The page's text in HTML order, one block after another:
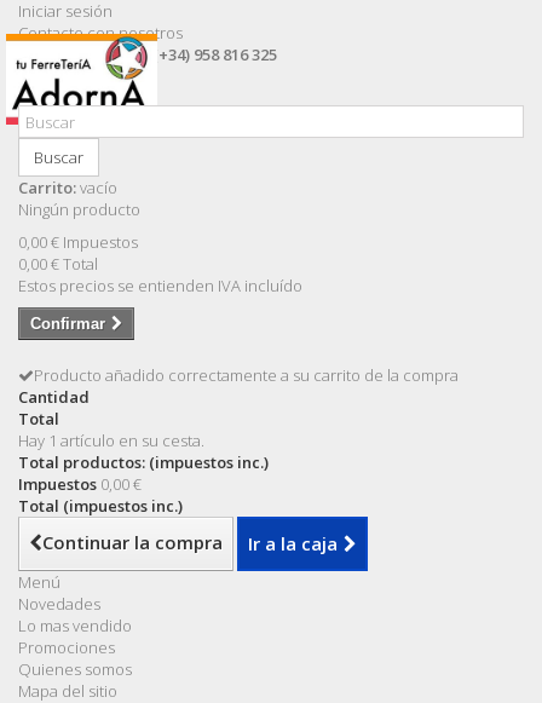
Iniciar sesión
Contacte con nosotros
Llámanos ahora: (+34) 958 816 325
Buscar
Carrito:vacío
Ningún producto
0,00 € Impuestos
0,00 €Total
Estos precios se entienden IVA incluído
Confirmar
Producto añadido correctamente a su carrito de la compra
Cantidad
Total
Hay 1 artículo en su cesta.
Total productos: (impuestos inc.)
Impuestos 0,00 €
Total (impuestos inc.)
Continuar la compra Ir a la caja
Menú
Novedades
Lo mas vendido
Promociones
Quienes somos
Mapa del sitio